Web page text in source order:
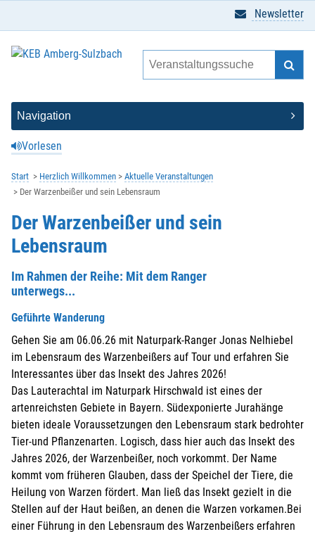
Vorlesen
Newsletter
Start Herzlich Willkommen
Aktuelle Veranstaltungen
Der Warzenbeißer und sein Lebensraum
Der Warzenbeißer und sein
Lebensraum
Im Rahmen der Reihe: Mit dem Ranger
unterwegs...
Geführte Wanderung
Gehen Sie am 06.06.26 mit Naturpark-Ranger Jonas Nelhiebel
im Lebensraum des Warzenbeißers auf Tour und erfahren Sie
Interessantes über das Insekt des Jahres 2026!
Das Lauterachtal im Naturpark Hirschwald ist eines der
artenreichsten Gebiete in Bayern. Südexponierte Jurahänge
bieten ideale Voraussetzungen den Lebensraum stark bedrohter
Tier-und Pflanzenarten. Logisch, dass hier auch das Insekt des
Jahres 2026, der Warzenbeißer, noch vorkommt. Der Name
kommt vom früheren Glauben, dass der Speichel der Tiere, die
Heilung von Warzen fördert. Man ließ das Insekt gezielt in die
Stellen auf der Haut beißen, an denen die Warzen vorkamen.Bei
einer Führung in den Lebensraum des Warzenbeißers erfahren